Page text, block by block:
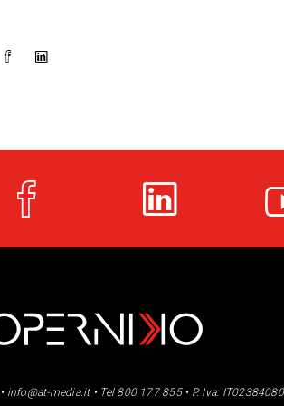
info@at-media.it• Tel 800 177 855 • P. Iva: